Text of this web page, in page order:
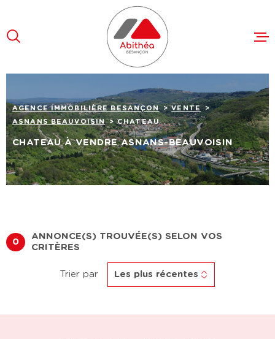
la
menu
contenu
FAIRE
L'AGENCE
CONTACT
AGENCE IMMOBILIÈRE BESANÇON
VENTE
ASNANS BEAUVOISIN
CHATEAU
CHATEAU À VENDRE ASNANS-BEAUVOISIN
0
ANNONCE(S) TROUVÉE(S) SELON VOS
CRITÈRES
Trier par Les plus récentes